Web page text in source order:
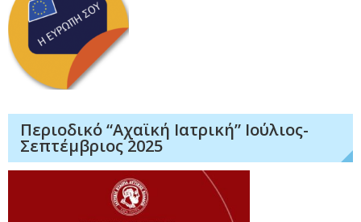
Περιοδικό “Αχαϊκή Ιατρική” Ιούλιος-
Σεπτέμβριος 2025